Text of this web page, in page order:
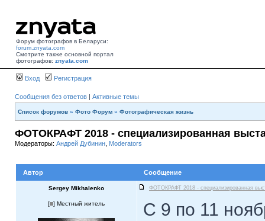
Форум фотографов в Беларуси:
forum.znyata.com
Смотрите также основной портал
фотографов: znyata.com
Вход Регистрация
Сообщения без ответов | Активные темы
Список форумов » Фото Форум » Фотографическая жизнь
ФОТОКРАФТ 2018 - специализированная
Модераторы: Андрей Дубинин Moderators
Автор Сообщение
Sergey Mikhalenko ФОТОКРАФТ 2018 - специализированная
[ ] Местный житель
С 9 по 11